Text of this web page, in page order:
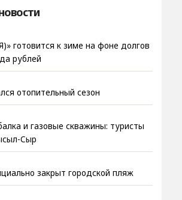
готовится к зиме на фоне долгов
рублей
отопительный сезон
и газовые скважины: туристы
Сыр
закрыт городской пляж